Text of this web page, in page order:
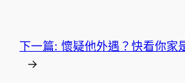
下一篇:懷疑他外遇？快看你家
→